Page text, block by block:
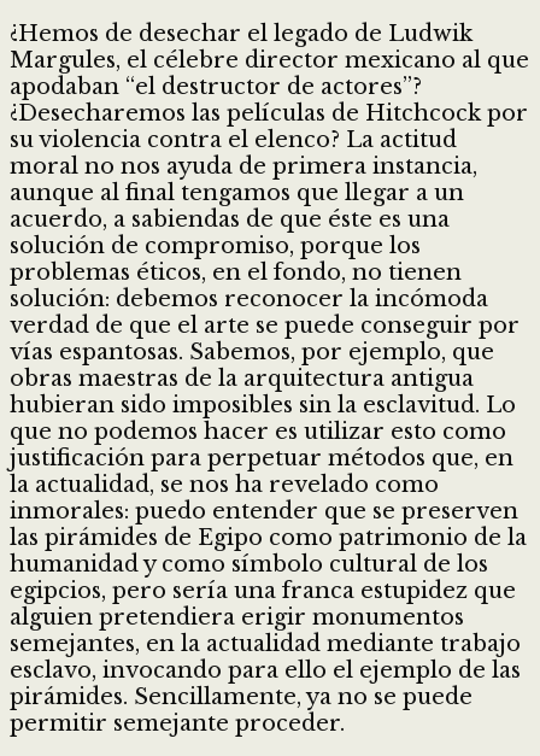
¿Hemos de desechar el legado de Ludwik
Margules, el célebre director mexicano al que
apodaban “el destructor de actores”?
¿Desecharemos las películas de Hitchcock por
su violencia contra el elenco? La actitud
moral no nos ayuda de primera instancia,
aunque al final tengamos que llegar a un
acuerdo, a sabiendas de que éste es una
solución de compromiso, porque los
problemas éticos, en el fondo, no tienen
solución: debemos reconocer la incómoda
verdad de que el arte se puede conseguir por
vías espantosas. Sabemos, por ejemplo, que
obras maestras de la arquitectura antigua
hubieran sido imposibles sin la esclavitud. Lo
que no podemos hacer es utilizar esto como
justificación para perpetuar métodos que, en
la actualidad, se nos ha revelado como
inmorales: puedo entender que se preserven
las pirámides de Egipo como patrimonio de la
humanidad y como símbolo cultural de los
egipcios, pero sería una franca estupidez que
alguien pretendiera erigir monumentos
semejantes, en la actualidad mediante trabajo
esclavo, invocando para ello el ejemplo de las
pirámides. Sencillamente, ya no se puede
permitir semejante proceder.